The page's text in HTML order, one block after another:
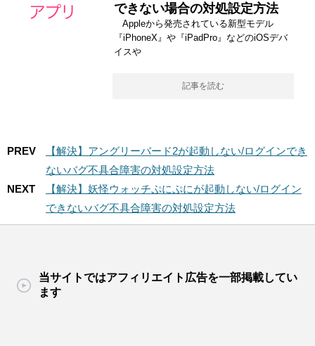
できない場合の対処設定方法
Appleから発売されている新型モデル
『iPhoneX』や『iPadPro』などのiOSデバ
イスや
記事を読む
PREV
【解決】アングリーバード2が起動しない/ログインでき
ないバグ不具合障害の対処設定方法
NEXT
【解決】妖怪ウォッチぷにぷにが起動しない/ログイン
できないバグ不具合障害の対処設定方法
当サイトではアフィリエイト広告を一部掲載してい
ます